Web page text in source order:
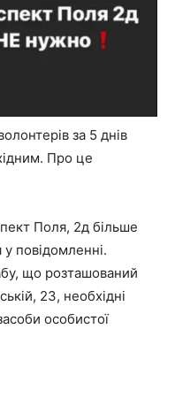
за 5 днів
Про це
Поля, 2д більше
повідомленні.
що розташований
23, необхідні
особистої